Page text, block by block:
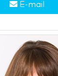
E-mail